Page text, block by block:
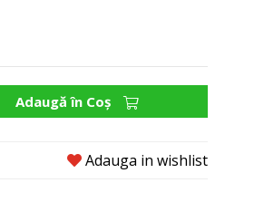
Adaugă în Coş
Adauga in wishlist